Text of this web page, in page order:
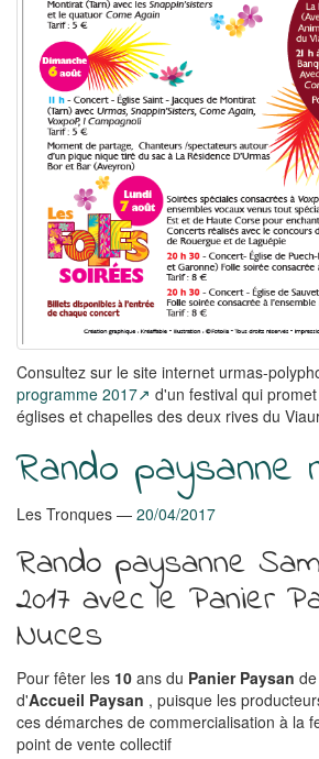
Consultez sur le site internet urmas-
programme 2017
d'un festival qui
églises et chapelles des deux rives du
Rando paysanne
Les Tronques 20/04/2017
Rando paysanne
2017 avec le Panier
Nuces
Pour fêter les 10 ans du Panier Paysan
d'Accueil Paysan , puisque les
ces démarches de commercialisation à la
point de vente collectif